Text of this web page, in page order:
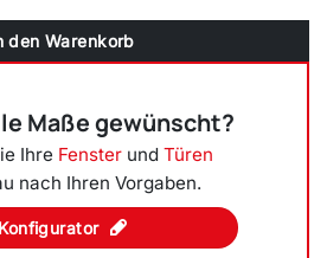
den Warenkorb
Maße gewünscht?
Ihre Fenster undTüren
nach Ihren Vorgaben.
Konfigurator